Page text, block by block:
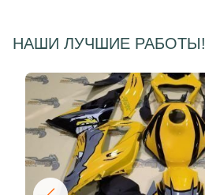
НАШИ ЛУЧШИЕ РАБОТЫ!